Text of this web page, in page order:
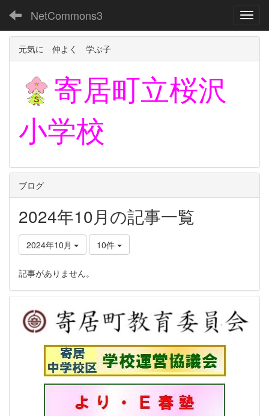
NetCommons3
元気に 仲よく 学ぶ子
寄居町立桜沢
小学校
ブログ
2024年10月の記事一覧
2024年10月 10件
記事がありません。